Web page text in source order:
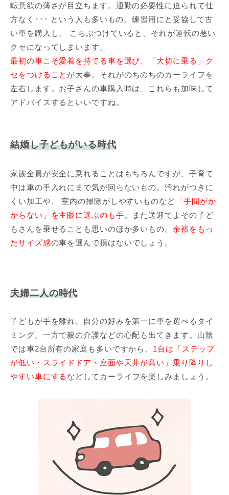
転意欲の薄さが目立ちます。通勤の必要性に迫られて仕
方なく･･･ という人も多いもの。練習用にと妥協して古
い車を購入し、 こちぶつけていると、それが運転の悪い
クセになってしまいます。
最初の車こそ愛着を持てる車を選び、「大切に乗る」ク
セをつけること が大事。それがのちのちのカーライフを
左右します。お子さんの車購入時は、これらも加味して
アドバイスするといいですね。
結婚し子どもがいる時代
家族全員が安全に乗れることはもちろんですが、子育て
中は車の手入れにまで気が回らないもの。汚れがつきに
くい加工や、 室内の掃除がしやすいものなど 「手間がか
からない」を主眼に選ぶのも手。また送迎でよその子ど
もさんを乗せることも思いのほか多いもの。 余裕をもっ
たサイズ感の車を選んで損はないでしょう。
夫婦二人の時代
子どもが手を離れ、自分の好みを第一に車を選べるタイ
ミング。一方で親の介護などの心配も出てきます。山陰
では車2台所有の家庭も多いですから、 1台は「ステップ
が低い・スライドドア・座面や天井が高い」乗り降りし
やすい車にする などしてカーライフを楽しみましょう。